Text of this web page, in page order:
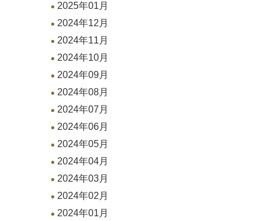
2025年01月
2024年12月
2024年11月
2024年10月
2024年09月
2024年08月
2024年07月
2024年06月
2024年05月
2024年04月
2024年03月
2024年02月
2024年01月